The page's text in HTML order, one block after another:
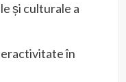
și culturale a
în